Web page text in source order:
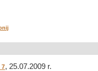
7, 25.07.2009 r.